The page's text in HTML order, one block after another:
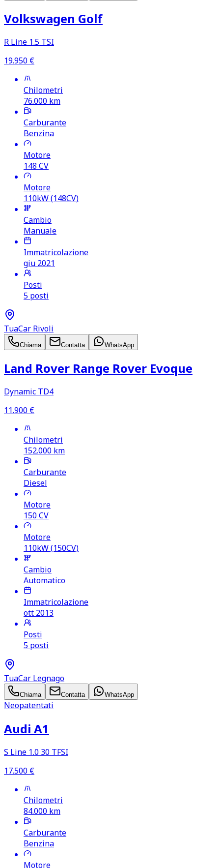
Volkswagen Golf
R Line 1.5 TSI
19.950 €
Chilometri
76.000 km
Carburante
Benzina
Motore
148 CV
Motore
110kW (148CV)
Cambio
Manuale
Immatricolazione
giu 2021
Posti
5 posti
TuaCar Rivoli
Chiama Contatta WhatsApp
Land Rover Range Rover Evoque
Dynamic TD4
11.900 €
Chilometri
152.000 km
Carburante
Diesel
Motore
150CV
Motore
110kW (150CV)
Cambio
Automatico
Immatricolazione
ott 2013
Posti
5 posti
TuaCar Legnago
Chiama Contatta WhatsApp
Neopatentati
Audi A1
S Line 1.0 30 TFSI
17.500 €
Chilometri
84.000 km
Carburante
Benzina
Motore